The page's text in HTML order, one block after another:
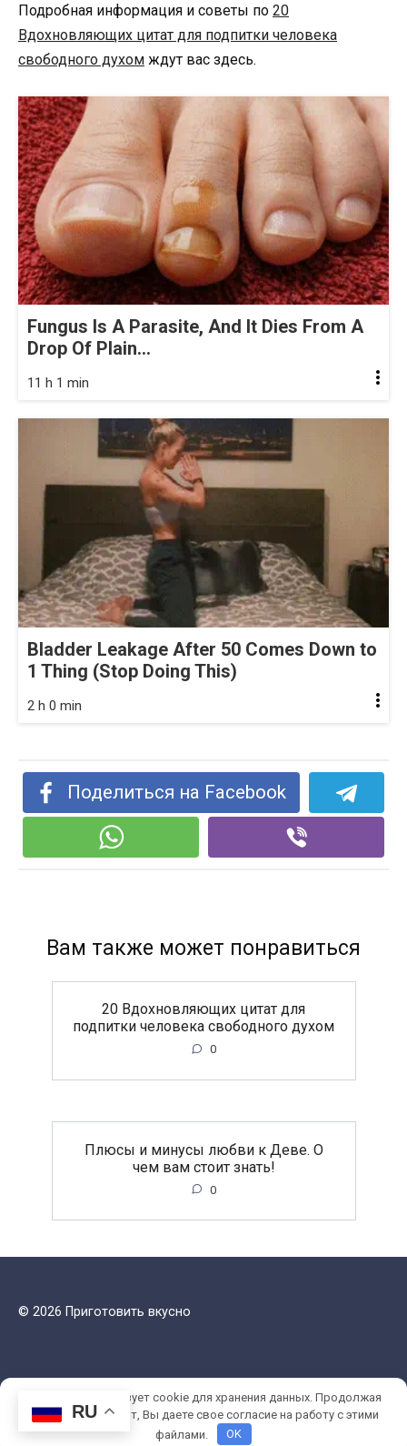
Подробная информация и советы по 20
Вдохновляющих цитат для подпитки человека
свободного духом ждут вас здесь.
Fungus Is A Parasite, And It Dies From A
Drop Of Plain...
11 h 1 min
Bladder Leakage After 50 Comes Down to
1 Thing (Stop Doing This)
2 h 0 min
Поделиться на Facebook
Вам также может понравиться
20 Вдохновляющих цитат для
подпитки человека свободного духом
0
Плюсы и минусы любви к Деве. О
чем вам стоит знать!
0
© 2026 Приготовить вкусно
RU
Этот сайт использует cookie для хранения данных. Продолжая
использовать сайт, Вы даете свое согласие на работу с этими
файлами.
OK